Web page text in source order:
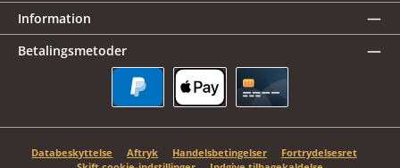
Information
Betalingsmetoder
Databeskyttelse Aftryk Handelsbetingelser
Fortrydelsesret